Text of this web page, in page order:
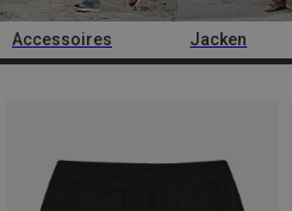
Accessoires Jacken